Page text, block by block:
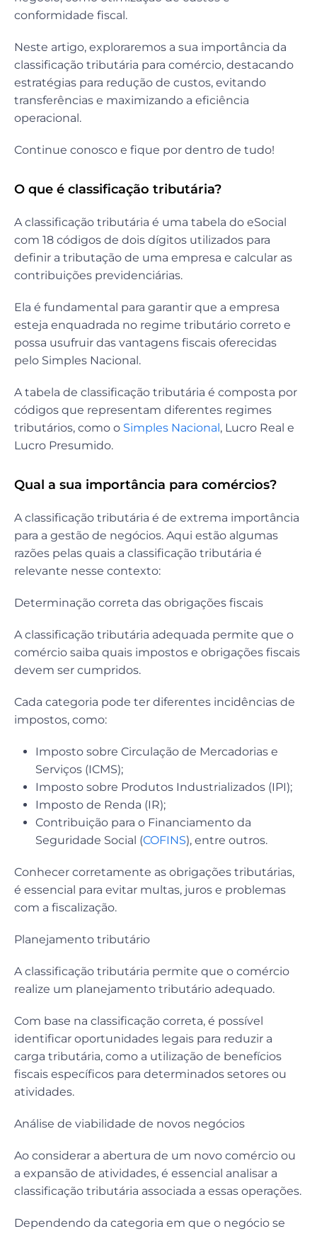
conformidade fiscal.
Neste artigo, exploraremos a sua importância da
classificação tributária para comércio, destacando
estratégias para redução de custos, evitando
transferências e maximizando a eficiência
operacional.
Continue conosco e fique por dentro de tudo!
O que é classificação tributária?
A classificação tributária é uma tabela do eSocial
com 18 códigos de dois dígitos utilizados para
definir a tributação de uma empresa e calcular as
contribuições previdenciárias.
Ela é fundamental para garantir que a empresa
esteja enquadrada no regime tributário correto e
possa usufruir das vantagens fiscais oferecidas
pelo Simples Nacional.
A tabela de classificação tributária é composta por
códigos que representam diferentes regimes
tributários, como o Simples Nacional, Lucro Real e
Lucro Presumido.
Qual a sua importância para comércios?
A classificação tributária é de extrema importância
para a gestão de negócios. Aqui estão algumas
razões pelas quais a classificação tributária é
relevante nesse contexto:
Determinação correta das obrigações fiscais
A classificação tributária adequada permite que o
comércio saiba quais impostos e obrigações fiscais
devem ser cumpridos.
Cada categoria pode ter diferentes incidências de
impostos, como:
Imposto sobre Circulação de Mercadorias e
Serviços (ICMS);
Imposto sobre Produtos Industrializados (IPI);
Imposto de Renda (IR);
Contribuição para o Financiamento da
Seguridade Social (COFINS), entre outros.
Conhecer corretamente as obrigações tributárias,
é essencial para evitar multas, juros e problemas
com a fiscalização.
Planejamento tributário
A classificação tributária permite que o comércio
realize um planejamento tributário adequado.
Com base na classificação correta, é possível
identificar oportunidades legais para reduzir a
carga tributária, como a utilização de benefícios
fiscais específicos para determinados setores ou
atividades.
Análise de viabilidade de novos negócios
Ao considerar a abertura de um novo comércio ou
a expansão de atividades, é essencial analisar a
classificação tributária associada a essas operações.
Dependendo da categoria em que o negócio se